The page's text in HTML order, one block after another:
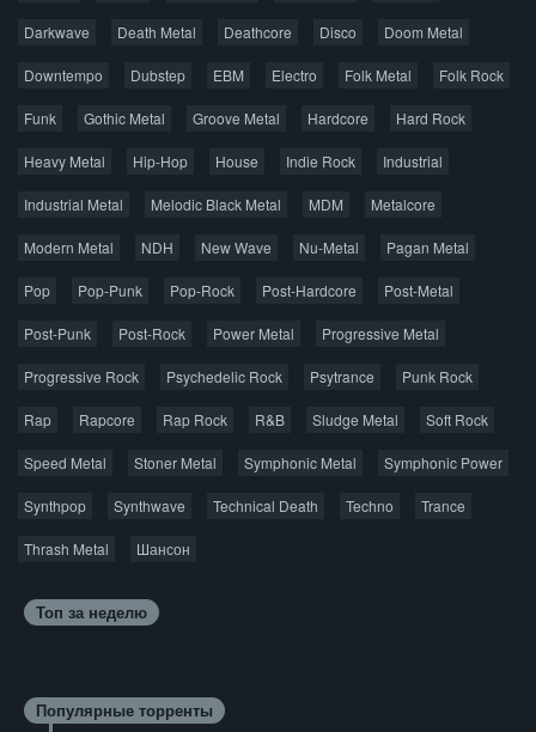
Darkwave Death Metal Deathcore Disco Doom Metal
Downtempo Dubstep EBM Electro Folk Metal Folk Rock
Funk Gothic Metal Groove Metal Hardcore Hard Rock
Heavy Metal Hip-Hop House Indie Rock Industrial
Industrial Metal Melodic Black Metal MDM Metalcore
Modern Metal NDH New Wave Nu-Metal Pagan Metal
Pop Pop-Punk Pop-Rock Post-Hardcore Post-Metal
Post-Punk Post-Rock Power Metal Progressive Metal
Progressive Rock Psychedelic Rock Psytrance Punk Rock
Rap Rapcore Rap Rock R&B Sludge Metal Soft Rock
Speed Metal Stoner Metal Symphonic Metal Symphonic Power
Synthpop Synthwave Technical Death Techno Trance
Thrash Metal Шансон
Топ за неделю
Популярные торренты
Главная Поиск по сайту
Карта сайта
Джаз
Метал Поп Рэп Рок Шансон
Весь материал выложен для ознакомления, после
лицензионную копию.